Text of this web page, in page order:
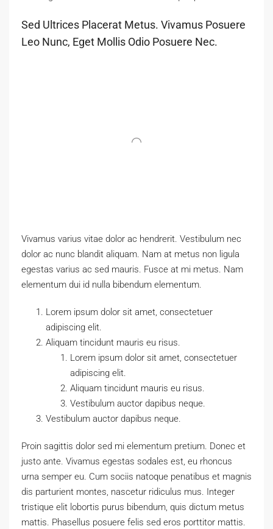
Sed Ultrices Placerat Metus. Vivamus Posuere
Leo Nunc, Eget Mollis Odio Posuere Nec.
Vivamus varius vitae dolor ac hendrerit. Vestibulum nec
dolor ac nunc blandit aliquam. Nam at metus non ligula
egestas varius ac sed mauris. Fusce at mi metus. Nam
elementum dui id nulla bibendum elementum.
Lorem ipsum dolor sit amet, consectetuer
adipiscing elit.
Aliquam tincidunt mauris eu risus.
Lorem ipsum dolor sit amet, consectetuer
adipiscing elit.
Aliquam tincidunt mauris eu risus.
Vestibulum auctor dapibus neque.
Vestibulum auctor dapibus neque.
Proin sagittis dolor sed mi elementum pretium. Donec et
justo ante. Vivamus egestas sodales est, eu rhoncus
urna semper eu. Cum sociis natoque penatibus et magnis
dis parturient montes, nascetur ridiculus mus. Integer
tristique elit lobortis purus bibendum, quis dictum metus
mattis. Phasellus posuere felis sed eros porttitor mattis.